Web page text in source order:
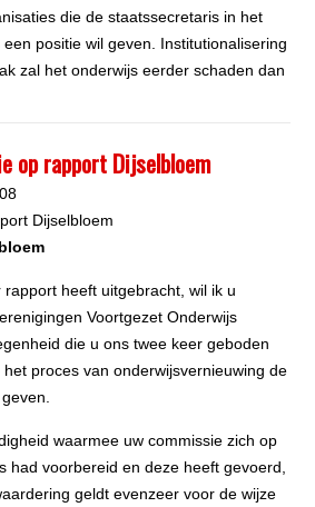
die de staatssecretaris in het
positie wil geven. Institutionalisering
zal het onderwijs eerder schaden dan
op rapport Dijselbloem
Dijselbloem
heeft uitgebracht, wil ik u
Voortgezet Onderwijs
die u ons twee keer geboden
proces van onderwijsvernieuwing de
waarmee uw commissie zich op
had voorbereid en deze heeft gevoerd,
geldt evenzeer voor de wijze